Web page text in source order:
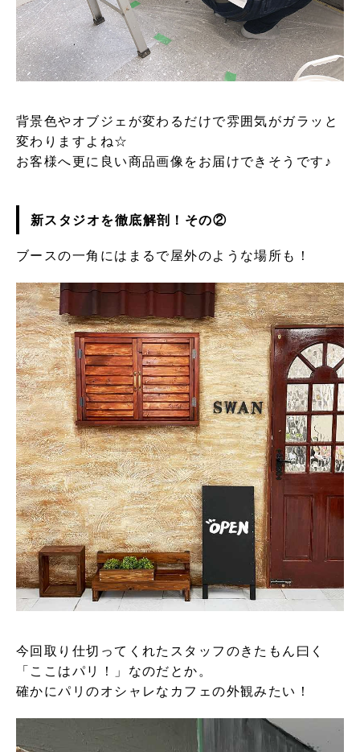
背景色やオブジェが変わるだけで雰囲気がガラッと
変わりますよね☆
お客様へ更に良い商品画像をお届けできそうです♪
新スタジオを徹底解剖！その②
ブースの一角にはまるで屋外のような場所も！
今回取り仕切ってくれたスタッフのきたもん曰く
「ここはパリ！」なのだとか。
確かにパリのオシャレなカフェの外観みたい！